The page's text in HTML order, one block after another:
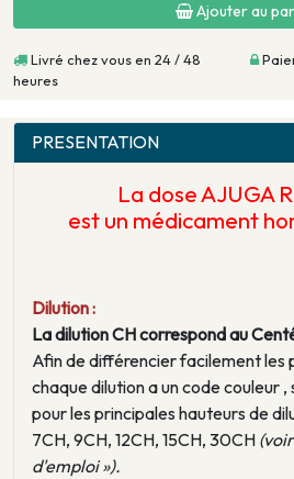
Ajouter au
Livré chez vous en 24 / 48
heures
PRESENTATION
La dose AJUGA
est un médicament
Dilution :
La dilution CH correspond au
Afin de différencier facilement les
chaque dilution a un code couleur
pour les principales hauteurs de
7CH, 9CH, 12CH, 15CH, 30CH
d'emploi »).